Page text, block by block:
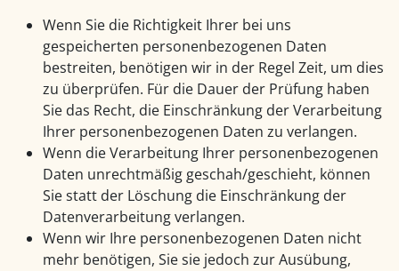
Wenn Sie die Richtigkeit Ihrer bei uns
gespeicherten personenbezogenen Daten
bestreiten, benötigen wir in der Regel Zeit, um dies
zu überprüfen. Für die Dauer der Prüfung haben
Sie das Recht, die Einschränkung der Verarbeitung
Ihrer personenbezogenen Daten zu verlangen.
Wenn die Verarbeitung Ihrer personenbezogenen
Daten unrechtmäßig geschah/geschieht, können
Sie statt der Löschung die Einschränkung der
Datenverarbeitung verlangen.
Wenn wir Ihre personenbezogenen Daten nicht
mehr benötigen, Sie sie jedoch zur Ausübung,